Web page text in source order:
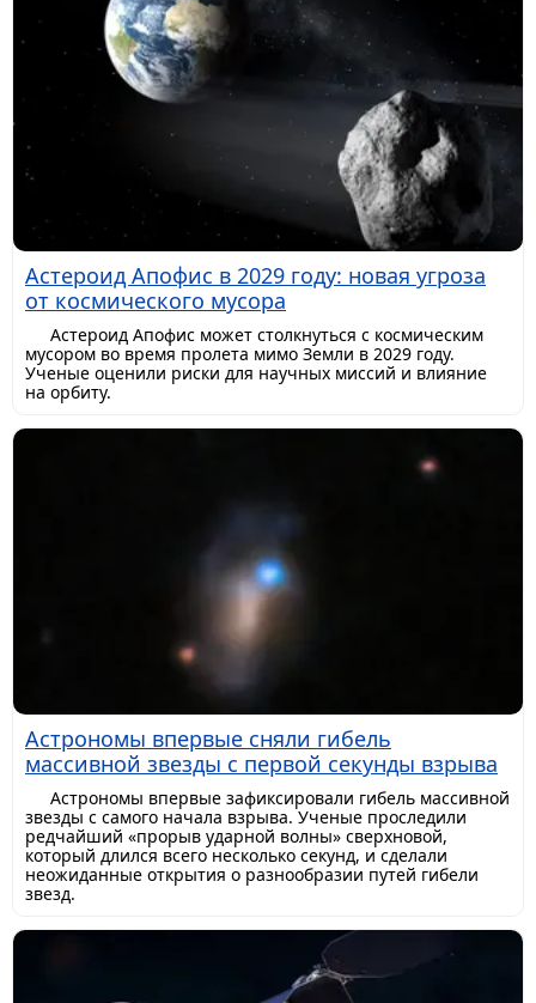
Астероид Апофис в 2029 году: новая угроза
от космического мусора
Астероид Апофис может столкнуться с космическим
мусором во время пролета мимо Земли в 2029 году.
Ученые оценили риски для научных миссий и влияние
на орбиту.
Астрономы впервые сняли гибель
массивной звезды с первой секунды взрыва
Астрономы впервые зафиксировали гибель массивной
звезды с самого начала взрыва. Ученые проследили
редчайший «прорыв ударной волны» сверхновой,
который длился всего несколько секунд, и сделали
неожиданные открытия о разнообразии путей гибели
звезд.